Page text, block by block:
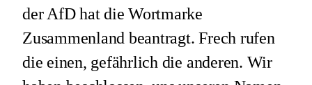
der AfD hat die Wortmarke
Zusammenland beantragt. Frech rufen
die einen, gefährlich die anderen. Wir